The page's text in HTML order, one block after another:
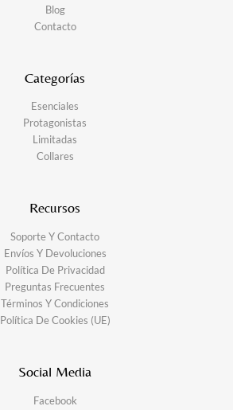
Blog
Contacto
Categorías
Esenciales
Protagonistas
Limitadas
Collares
Recursos
Soporte Y Contacto
Envíos Y Devoluciones
Política De Privacidad
Preguntas Frecuentes
Términos Y Condiciones
Política De Cookies (UE)
Social Media
Facebook